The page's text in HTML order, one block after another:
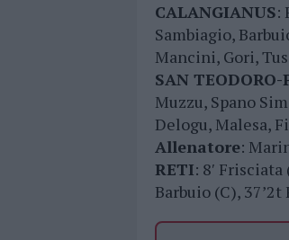
CALANGIANUS:
Sambiagio,
Mancini, Gori,
SAN
Muzzu, Spano
Delogu, Malesa,
Allenatore:
RETI: 8′
Barbuio (C),